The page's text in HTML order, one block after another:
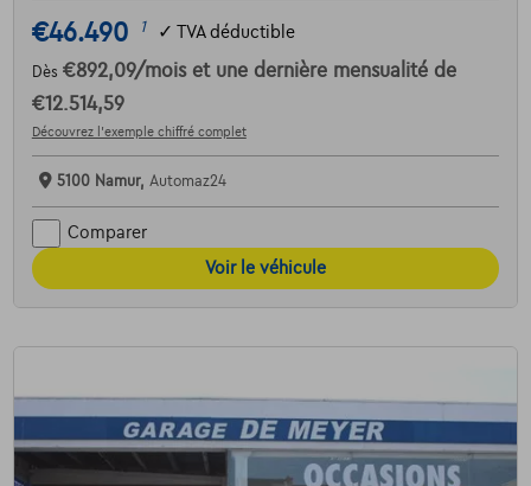
€46.490 1 ✓ TVA déductible
Dès €892,09/mois et une dernière mensualité de
€12.514,59
Découvrez l’exemple chiffré complet
5100 Namur, Automaz24
Comparer
Voir le véhicule